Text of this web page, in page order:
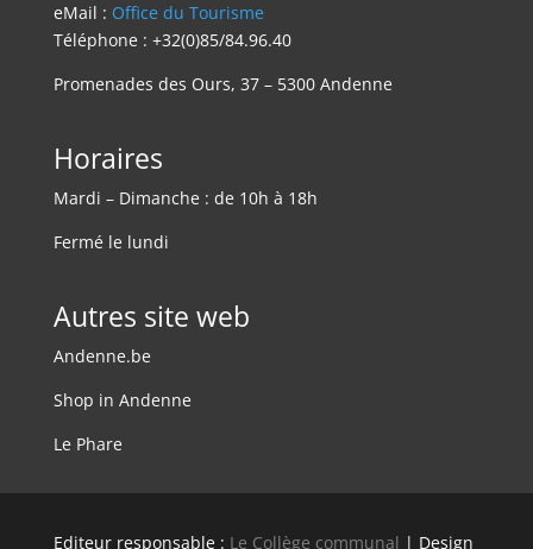
eMail : Office du Tourisme
Téléphone : +32(0)85/84.96.40
Promenades des Ours, 37 – 5300 Andenne
Horaires
Mardi – Dimanche : de 10h à 18h
Fermé le lundi
Autres site web
Andenne.be
Shop in Andenne
Le Phare
Editeur responsable : Le Collège communal | Design